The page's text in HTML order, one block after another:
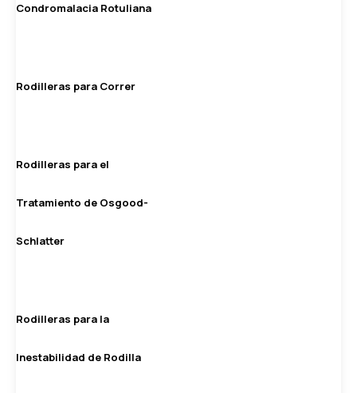
Condromalacia Rotuliana
Rodilleras para Correr
Rodilleras para el
Tratamiento de Osgood-
Schlatter
Rodilleras para la
Inestabilidad de Rodilla